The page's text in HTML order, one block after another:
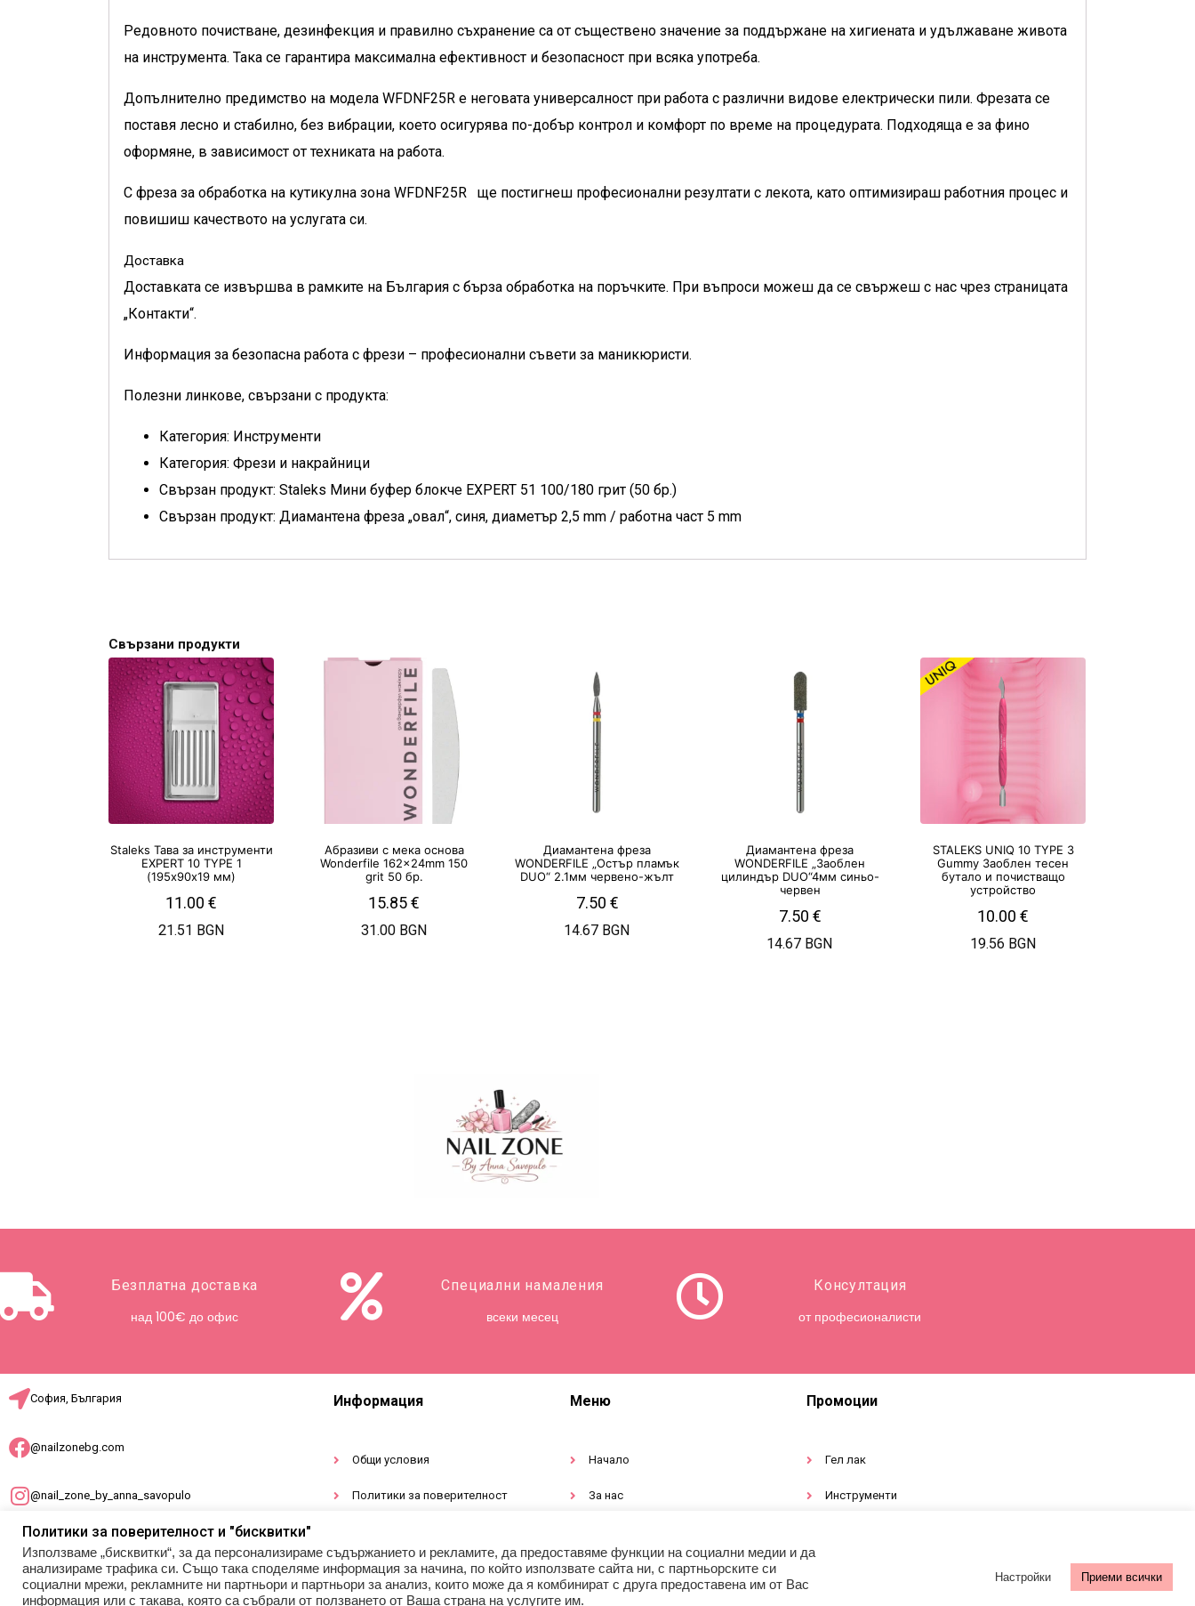
Редовното почистване, дезинфекция и правилно съхранение са от съществено значение за поддържане на хигиената и удължаване живота
на инструмента. Така се гарантира максимална ефективност и безопасност при всяка употреба.
Допълнително предимство на модела WFDNF25R е неговата универсалност при работа с различни видове електрически пили. Фрезата се
поставя лесно и стабилно, без вибрации, което осигурява по-добър контрол и комфорт по време на процедурата. Подходяща е за фино
оформяне, в зависимост от техниката на работа.
С фреза за обработка на кутикулна зона WFDNF25R
ще постигнеш професионални резултати с лекота, като оптимизираш работния процес и
повишиш качеството на услугата си.
Доставка
Доставката се извършва в рамките на България с бърза обработка на поръчките. При въпроси можеш да се свържеш с нас чрез страницата
„Контакти“.
Информация за безопасна работа с фрези – професионални съвети за маникюристи.
Полезни линкове, свързани с продукта:
Категория: Инструменти
Категория: Фрези и накрайници
Свързан продукт: Staleks Мини буфер блокче EXPERT 51 100/180 грит (50 бр.)
Свързан продукт: Диамантена фреза „овал“, синя, диаметър 2,5 mm / работна част 5 mm
Свързани продукти
Staleks Тава за инструменти
EXPERT 10 TYPE 1
(195х90х19 мм)
11.00€
21.51 BGN
Абразиви с мека основа
Wonderfile 162x24mm 150
grit 50 бр.
15.85€
31.00 BGN
Диамантена фреза
WONDERFILE „Остър пламък
DUO“ 2.1мм червено-жълт
7.50 €
14.67 BGN
Диамантена фреза
WONDERFILE „Заоблен
цилиндър DUO“4мм синьо-
червен
7.50 €
14.67 BGN
STALEKS UNIQ 10 TYPE 3
Gummy Заоблен тесен
бутало и почистващо
устройство
10.00€
19.56 BGN
Безплатна доставка
над 100€ до офис
Специални намаления
всеки месец
Консултация
от професионалисти
София, България
@nailzonebg.com
@nail_zone_by_anna_savopulo
office@nailzonebg.com
+359 887 941 948
Информация
Общи условия
Политики за поверителност
Меню
Начало
За нас
Промоции
Гел лак
Инструменти
Политики за поверителност и "бисквитки"
Използваме „бисквитки“, за да персонализираме съдържанието и рекламите, да предоставяме функции на социални медии и да
анализираме трафика си. Също така споделяме информация за начина, по който използвате сайта ни, с партньорските си
социални мрежи, рекламните ни партньори и партньори за анализ, които може да я комбинират с друга предоставена им от Вас
информация или с такава, която са събрали от ползването от Ваша страна на услугите им.
Настройки Приеми всички